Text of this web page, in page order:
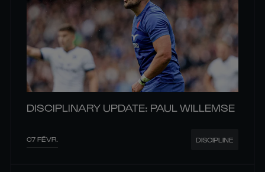
DISCIPLINARY UPDATE: PAUL WILLEMSE
07 FÉVR. DISCIPLINE